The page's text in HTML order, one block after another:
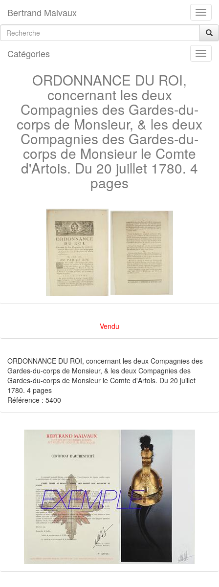
Bertrand Malvaux
Catégories
ORDONNANCE DU ROI,
concernant les deux
Compagnies des Gardes-du-
corps de Monsieur, & les deux
Compagnies des Gardes-du-
corps de Monsieur le Comte
d'Artois. Du 20 juillet 1780. 4
pages
Vendu
ORDONNANCE DU ROI, concernant les deux Compagnies des
Gardes-du-corps de Monsieur, & les deux Compagnies des
Gardes-du-corps de Monsieur le Comte d'Artois. Du 20 juillet
1780. 4 pages
Référence : 5400